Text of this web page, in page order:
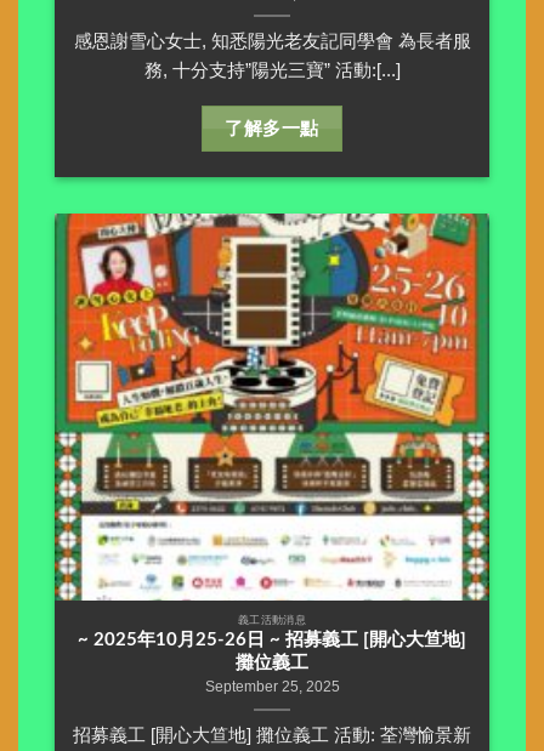
感恩謝雪心女士, 知悉陽光老友記同學會 為長者服
務, 十分支持”陽光三寶” 活動:[...]
了解多一點
義工活動消息
~ 2025年10月25-26日 ~ 招募義工 [開心大笪地]
攤位義工
September 25, 2025
招募義工 [開心大笪地] 攤位義工 活動: 荃灣愉景新